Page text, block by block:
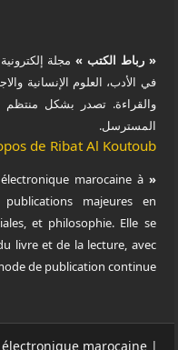
« رباط الكتب »مجلة
في الأدب، العلوم الإنسانية
والقراءة. تصدر بشكل منتظم
المسترسل.
de Ribat Al Koutoub
« Ribat Al Koutoub »
marocaine à
majeures en
et philosophie. Elle se
livre et de la lecture, avec
de publication continue.
marocaine |